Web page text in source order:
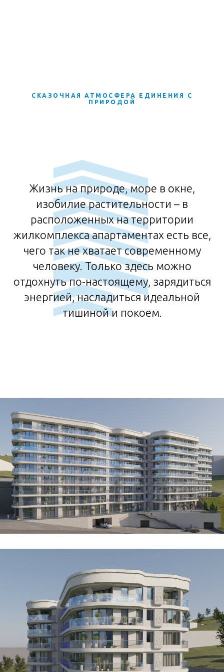
СКАЗОЧНАЯ АТМОСФЕРА ЕДИНЕНИЯ С
ПРИРОДОЙ
Жизнь на природе, море в окне,
изобилие растительности – в
расположенных на территории
жилкомплекса апартаментах есть все,
чего так не хватает современному
человеку. Только здесь можно
отдохнуть по-настоящему, зарядиться
энергией, насладиться идеальной
тишиной и покоем.